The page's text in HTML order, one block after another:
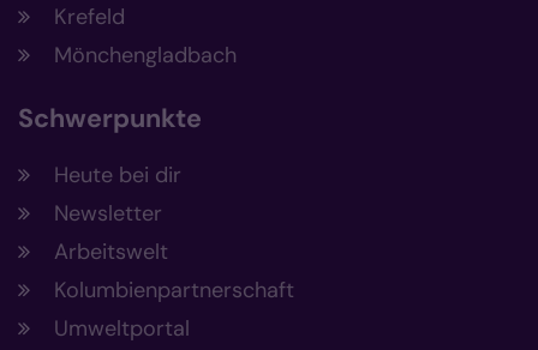
Krefeld
Mönchengladbach
Schwerpunkte
Heute bei dir
Newsletter
Arbeitswelt
Kolumbienpartnerschaft
Umweltportal